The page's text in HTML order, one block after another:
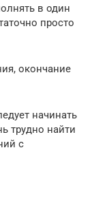
в один
просто
окончание
начинать
трудно найти
с